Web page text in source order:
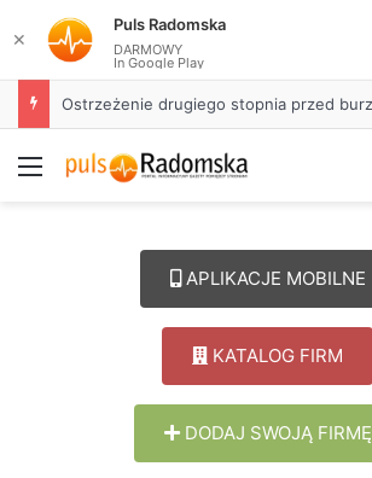
Menu
APLIKACJE MOBILNE
KATALOG FIRM
DODAJ SWOJĄ FIRMĘ
✕
Puls Radomska
DARMOWY
In Google Play